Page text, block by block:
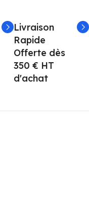
Livraison
Rapide
Offerte dès
350 € HT
d'achat